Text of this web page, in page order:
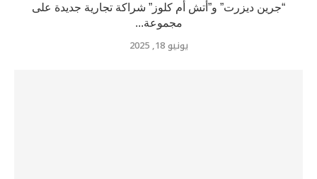
“جرين ديزرت” و”أتش أم كلوز” شراكة تجارية جديدة على
مجموعة...
يونيو 18, 2025